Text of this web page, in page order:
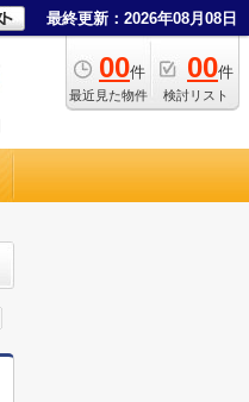
最終更新：2026年08月08日
00件
最近見た物件
00件
検討リスト